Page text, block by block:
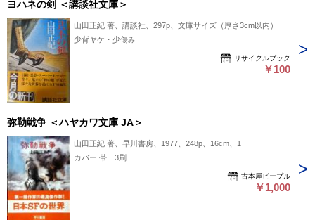
ヨハネの剣 ＜講談社文庫＞
山田正紀 著、講談社、297p、文庫サイズ（厚さ3cm以内）
少背ヤケ・少傷み
リサイクルブック
￥100
弥勒戦争 ＜ハヤカワ文庫 JA＞
山田正紀 著、早川書房、1977、248p、16cm、1
カバー 帯 3刷
古本屋ピープル
￥1,000